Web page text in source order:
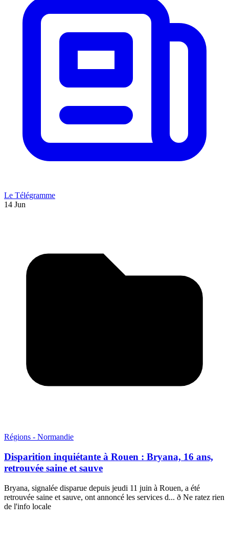
Le Télégramme
14 Jun
Régions - Normandie
Disparition inquiétante à Rouen : Bryana, 16 ans,
retrouvée saine et sauve
Bryana, signalée disparue depuis jeudi 11 juin à Rouen, a été
retrouvée saine et sauve, ont annoncé les services d... ð Ne ratez rien
de l'info locale